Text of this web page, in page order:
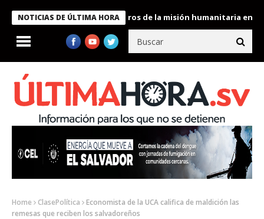
NOTICIAS DE ÚLTIMA HORA
Bukele condecora a miembros de la misión humanitaria enviada
Home ClasePolítica
Economista de la UCA califica de maldición las
remesas que reciben los salvadoreños